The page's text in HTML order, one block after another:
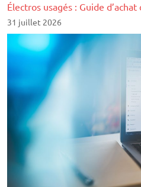
Électros usagés : Guide
31 juillet 2026